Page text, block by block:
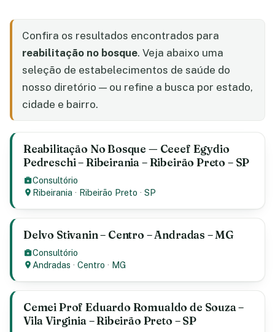
Confira os resultados encontrados para
reabilitação no bosque. Veja abaixo uma
seleção de estabelecimentos de saúde do
nosso diretório — ou refine a busca por estado,
cidade e bairro.
Reabilitação No Bosque — Ceeef Egydio
Pedreschi – Ribeirania – Ribeirão Preto – SP
Consultório
Ribeirania · Ribeirão Preto ·SP
Delvo Stivanin – Centro – Andradas – MG
Consultório
Andradas ·Centro · MG
Cemei Prof Eduardo Romualdo de Souza –
Vila Virginia – Ribeirão Preto – SP